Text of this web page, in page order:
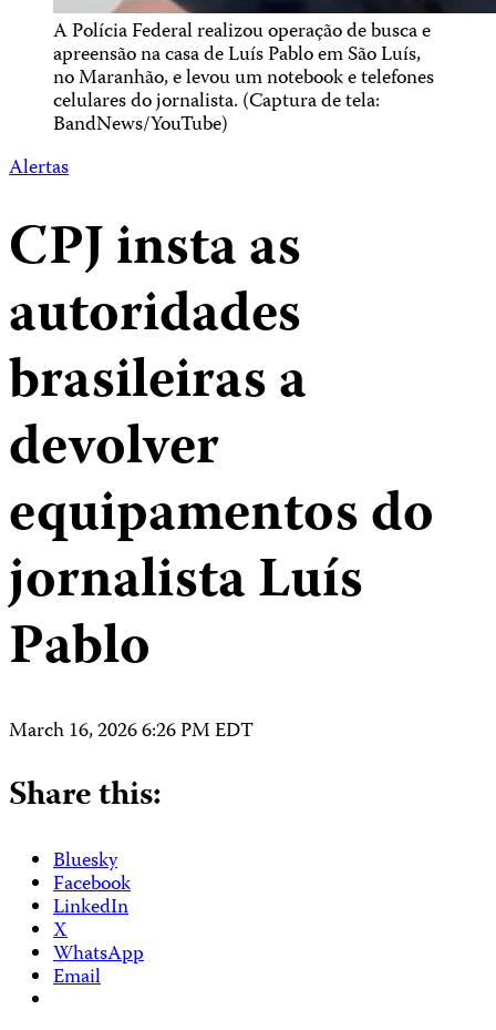
A Polícia Federal realizou operação de busca e
apreensão na casa de Luís Pablo em São Luís,
no Maranhão, e levou um notebook e telefones
celulares do jornalista. (Captura de tela:
BandNews/YouTube)
Alertas
CPJ insta as
autoridades
brasileiras a
devolver
equipamentos do
jornalista Luís
Pablo
March 16, 2026 6:26 PM EDT
Share this:
Bluesky
Facebook
LinkedIn
X
WhatsApp
Email